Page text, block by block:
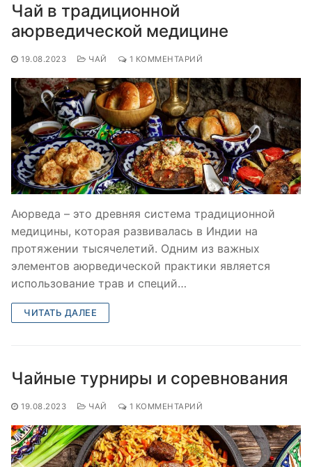
Чай в традиционной
аюрведической медицине
19.08.2023 ЧАЙ 1 КОММЕНТАРИЙ
Аюрведа – это древняя система традиционной
медицины, которая развивалась в Индии на
протяжении тысячелетий. Одним из важных
элементов аюрведической практики является
использование трав и специй…
ЧИТАТЬ ДАЛЕЕ
Чайные турниры и соревнования
19.08.2023 ЧАЙ 1 КОММЕНТАРИЙ